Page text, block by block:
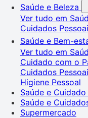
Saúde e Beleza
Ver tudo em
Cuidados
Saúde e Bem-
Ver tudo em
Cuidado com o
Cuidados
Higiene Pessoal
Saúde e Cuidado
Saúde e
Supermercado